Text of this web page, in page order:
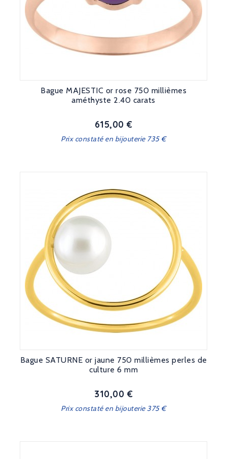
Bague MAJESTIC or rose 750 millièmes
améthyste 2.40 carats
Prix
615,00 €
Prix constaté en bijouterie 735 €
Bague SATURNE or jaune 750 millièmes perles de
culture 6 mm
Prix
310,00 €
Prix constaté en bijouterie 375 €